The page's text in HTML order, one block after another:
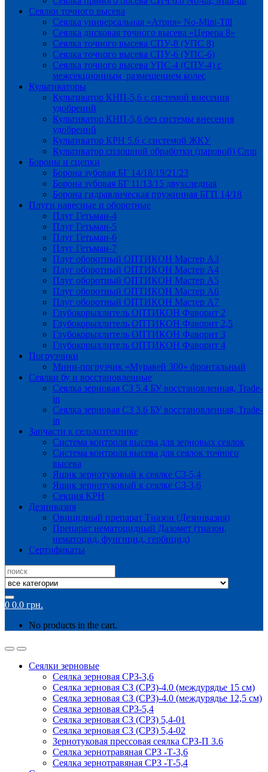
Сеялки точного высева
Сеялка универсальная «Атрия» No-Mini-Till
Сеялка дисковая точного высева «Церера 8»
Сеялка точного высева СПУ-8 (УПС 8)
Сеялка точного высева СПУ-6 (УПС-6)
Сеялка точного высева УПС-4 (СПУ-4) с
межсекционным размещением колес
Культиваторы
Культиватор КНП-5,6 с системой внесения
удобрений
Культиватор КНП-5,6 без системы внесения
удобрений
Культиватор КРН 5.6 с системой ЖКУ
Культиватор сплошной обработки (паровой) Crop
Бороны и сцепки
Борона зубовая БГ 14/18/19/21/23
Борона зубовая БГ 11/13/15 двухследная
Борона гидравлическая пружинная БГП 14/18
Плуги навесные и оборотные
Плуг Гетьман-4
Плуг Гетьман-5
Плуг Гетьман-6
Плуг Гетьман-7
Плуг оборотный ОПТИКОН Мастер А3
Плуг оборотный ОПТИКОН Мастер А4
Плуг оборотный ОПТИКОН Мастер А5
Плуг оборотный ОПТИКОН Мастер А6
Плуг оборотный ОПТИКОН Мастер А7
Глубокорыхлитель ОПТИКОН Фаворит 2
Глубокорыхлитель ОПТИКОН Фаворит 2,5
Глубокорыхлитель ОПТИКОН Фаворит 3
Глубокорыхлитель ОПТИКОН Фаворит 4
Погрузчики
Мини-погрузчик «Муравей 300» фронтальный
Сеялки бу и восстановленные
Сеялка зерновая СЗ 5.4 БУ восстановленная, Trade-
in
Сеялка зерновая СЗ 3.6 БУ восстановленная, Trade-
in
Запчасти к сельхозтехнике
Система контроля высева для зерновых сеялок
Система контроля высева для сеялок точного
высева
Ящик зернотуковый к сеялке СЗ-5,4
Ящик зернотуковый к сеялке СЗ-3,6
Секция КРН
Дезинвазия
Овицидный препарат Тиазон (Дезинвазия)
Препарат нематоцидный Дазомет (тиазон,
нематоцид, фунгицид, гербицид)
Сертификаты
Search
for:
0 0.0 грн.
No products in the cart.
Сеялки зерновые
Сеялка зерновая СРЗ-3,6
Сеялка зерновая СЗ (СРЗ)-4.0 (междурядье 15 см)
Сеялка зерновая СЗ (СРЗ)-4.0 (междурядье 12,5 см)
Сеялка зерновая СРЗ-5,4
Сеялка зерновая СЗ (СРЗ) 5,4-01
Сеялка зерновая СЗ (СРЗ) 5,4-02
Зернотуковая прессовая сеялка СРЗ-П 3.6
Сеялка зернотравяная СРЗ -Т-3,6
Сеялка зернотравяная СРЗ -Т-5,4